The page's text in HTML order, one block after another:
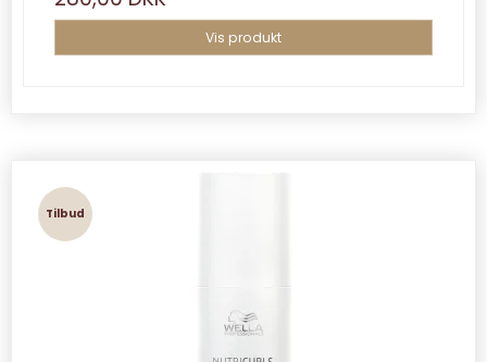
Vis produkt
Tilbud